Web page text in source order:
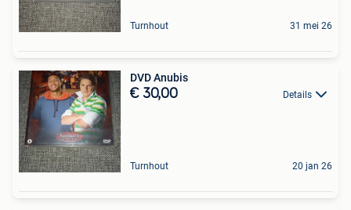
Turnhout 31 mei 26
DVD Anubis
€ 30,00 Details
Turnhout 20 jan 26